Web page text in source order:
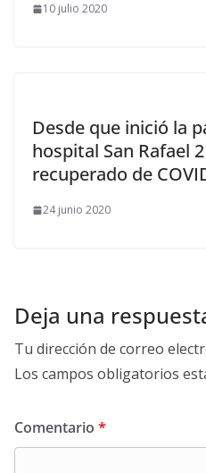
10 julio 2020
Desde que inició la
hospital San Rafael
recuperado de
24 junio 2020
Deja una
Tu dirección de correo
Los campos obligatorios
Comentario *